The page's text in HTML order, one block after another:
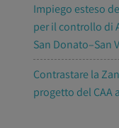
Impiego esteso
per il controllo di
San Donato–San
Contrastare la
progetto del CAA